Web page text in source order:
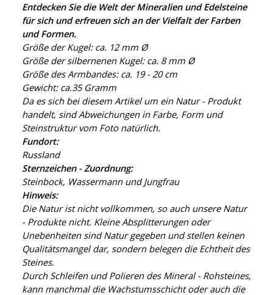
Entdecken Sie die Welt der Mineralien und Edelsteine
für sich und erfreuen sich an der Vielfalt der Farben
und Formen.
Größe der Kugel: ca. 12 mm Ø
Größe der silbernenen Kugel: ca. 8 mm Ø
Größe des Armbandes: ca. 19 - 20 cm
Gewicht: ca.35 Gramm
Da es sich bei diesem Artikel um ein Natur - Produkt
handelt, sind Abweichungen in Farbe, Form und
Steinstruktur vom Foto natürlich.
Fundort:
Russland
Sternzeichen - Zuordnung:
Steinbock, Wassermann und Jungfrau
Hinweis:
Die Natur ist nicht vollkommen, so auch unsere Natur
- Produkte nicht. Kleine Absplitterungen oder
Unebenheiten sind Natur gegeben und stellen keinen
Qualitätsmangel dar, sondern belegen die Echtheit des
Steines.
Durch Schleifen und Polieren des Mineral - Rohsteines,
kann manchmal die Wachstumsschicht oder auch die